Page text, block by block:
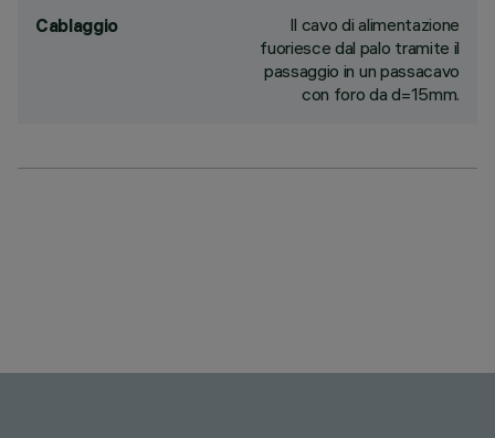
Cablaggio
Il cavo di alimentazione
fuoriesce dal palo tramite il
passaggio in un passacavo
con foro da d=15mm.